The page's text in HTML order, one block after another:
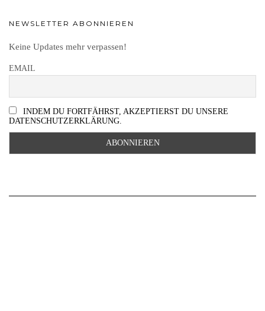
NEWSLETTER ABONNIEREN
Keine Updates mehr verpassen!
EMAIL
INDEM DU FORTFÄHRST, AKZEPTIERST DU UNSERE
DATENSCHUTZERKLÄRUNG.